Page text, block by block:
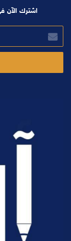
اشترك الآن في
بريدك
الإلكتروني